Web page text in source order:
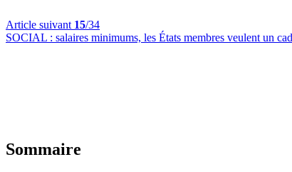
Article suivant 15/34
SOCIAL : salaires minimums, les États membres veulent un
Sommaire